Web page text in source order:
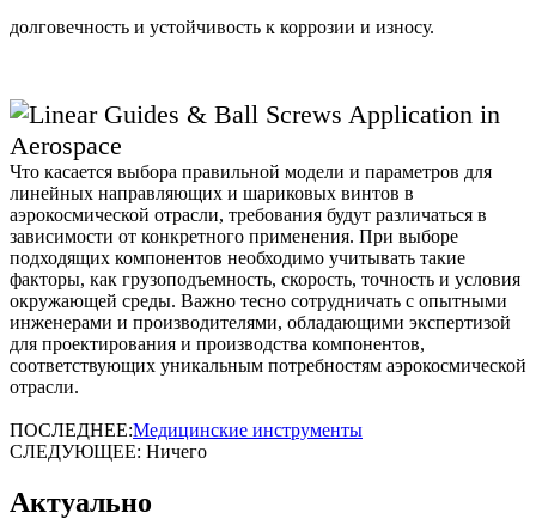
долговечность и устойчивость к коррозии и износу.
Что касается выбора правильной модели и параметров для
линейных направляющих и шариковых винтов в
аэрокосмической отрасли, требования будут различаться в
зависимости от конкретного применения. При выборе
подходящих компонентов необходимо учитывать такие
факторы, как грузоподъемность, скорость, точность и условия
окружающей среды. Важно тесно сотрудничать с опытными
инженерами и производителями, обладающими экспертизой
для проектирования и производства компонентов,
соответствующих уникальным потребностям аэрокосмической
отрасли.
ПОСЛЕДНЕЕ:Медицинские инструменты
СЛЕДУЮЩЕЕ: Ничего
Актуально